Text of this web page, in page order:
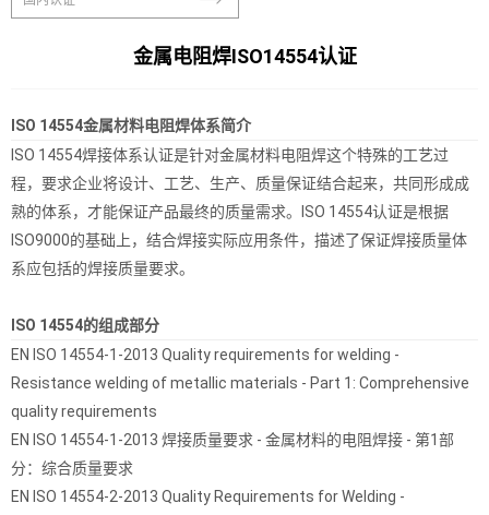
金属电阻焊ISO14554认证
ISO 14554金属材料电阻焊体系简介
ISO 14554焊接体系认证是针对金属材料电阻焊这个特殊的工艺过
程，要求企业将设计、工艺、生产、质量保证结合起来，共同形成成
熟的体系，才能保证产品最终的质量需求。ISO 14554认证是根据
ISO9000的基础上，结合焊接实际应用条件，描述了保证焊接质量体
系应包括的焊接质量要求。
ISO 14554的组成部分
EN ISO 14554-1-2013 Quality requirements for welding -
Resistance welding of metallic materials - Part 1: Comprehensive
quality requirements
EN ISO 14554-1-2013 焊接质量要求 - 金属材料的电阻焊接 - 第1部
分：综合质量要求
EN ISO 14554-2-2013 Quality Requirements for Welding -